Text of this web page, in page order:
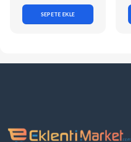
BuddyPress AMP
SEPETE EKLE